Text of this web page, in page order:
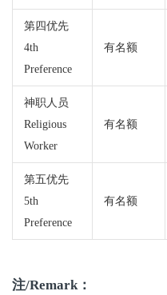
第四优先
4th
Preference
有名额
神职人员
Religious
Worker
有名额
第五优先
5th
Preference
有名额
注/Remark：